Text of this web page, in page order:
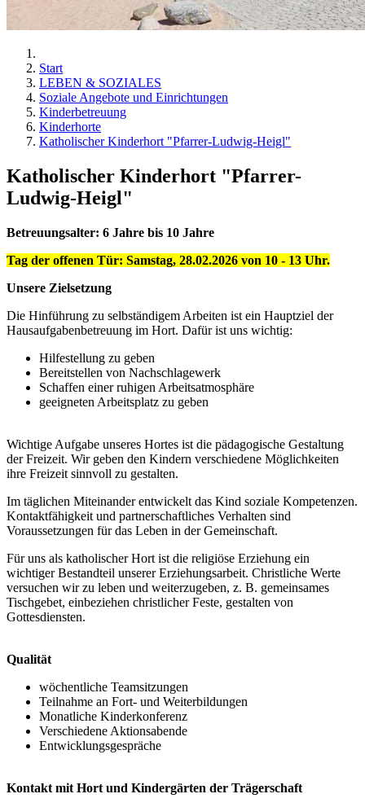
Start
LEBEN & SOZIALES
Soziale Angebote und Einrichtungen
Kinderbetreuung
Kinderhorte
Katholischer Kinderhort "Pfarrer-Ludwig-Heigl"
Katholischer Kinderhort "Pfarrer-
Ludwig-Heigl"
Betreuungsalter: 6 Jahre bis 10 Jahre
Tag der offenen Tür: Samstag, 28.02.2026 von 10 - 13 Uhr.
Unsere Zielsetzung
Die Hinführung zu selbständigem Arbeiten ist ein Hauptziel der
Hausaufgabenbetreuung im Hort. Dafür ist uns wichtig:
Hilfestellung zu geben
Bereitstellen von Nachschlagewerk
Schaffen einer ruhigen Arbeitsatmosphäre
geeigneten Arbeitsplatz zu geben
Wichtige Aufgabe unseres Hortes ist die pädagogische Gestaltung
der Freizeit. Wir geben den Kindern verschiedene Möglichkeiten
ihre Freizeit sinnvoll zu gestalten.
Im täglichen Miteinander entwickelt das Kind soziale Kompetenzen.
Kontaktfähigkeit und partnerschaftliches Verhalten sind
Voraussetzungen für das Leben in der Gemeinschaft.
Für uns als katholischer Hort ist die religiöse Erziehung ein
wichtiger Bestandteil unserer Erziehungsarbeit. Christliche Werte
versuchen wir zu leben und weiterzugeben, z. B. gemeinsames
Tischgebet, einbeziehen christlicher Feste, gestalten von
Gottesdiensten.
Qualität
wöchentliche Teamsitzungen
Teilnahme an Fort- und Weiterbildungen
Monatliche Kinderkonferenz
Verschiedene Aktionsabende
Entwicklungsgespräche
Kontakt mit Hort und Kindergärten der Trägerschaft